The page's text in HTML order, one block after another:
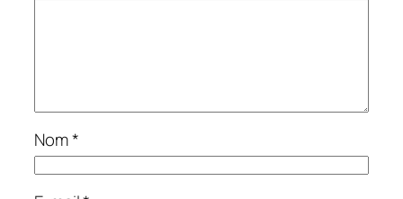
Nom*